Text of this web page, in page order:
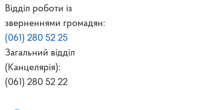
Відділ роботи із
зверненнями громадян:
(061) 280 52 25
Загальний відділ
(Канцелярія):
(061) 280 52 22